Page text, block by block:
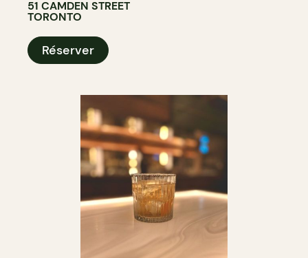
51 CAMDEN STREET
TORONTO
Réserver